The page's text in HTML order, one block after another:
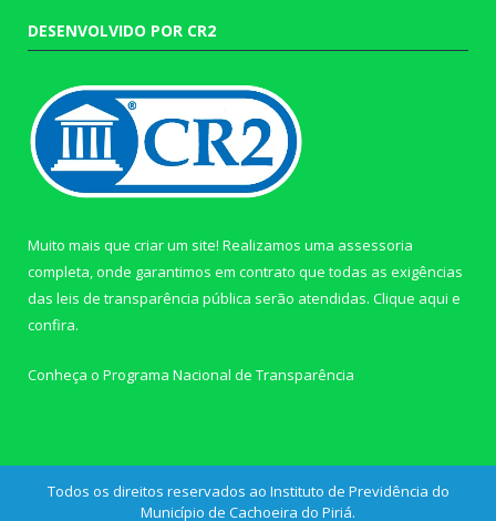
DESENVOLVIDO POR CR2
Muito mais que criar um site! Realizamos uma assessoria
completa, onde garantimos em contrato que todas as exigências
das leis de transparência pública serão atendidas. Clique aqui e
confira.
Conheça o Programa Nacional de Transparência
Todos os direitos reservados ao Instituto de Previdência do
Município de Cachoeira do Piriá.